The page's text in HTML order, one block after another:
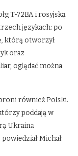
T-72BA i rosyjską
językach: po
którą otworzył
oraz
oglądać można
również Polski.
poddają w
Ukraina
Michał